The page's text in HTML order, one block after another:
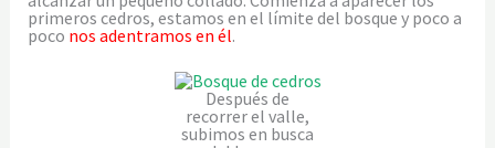
primeros cedros, estamos en el límite del bosque y poco a
poco nos adentramos en él.
Después de
recorrer el valle,
subimos en busca